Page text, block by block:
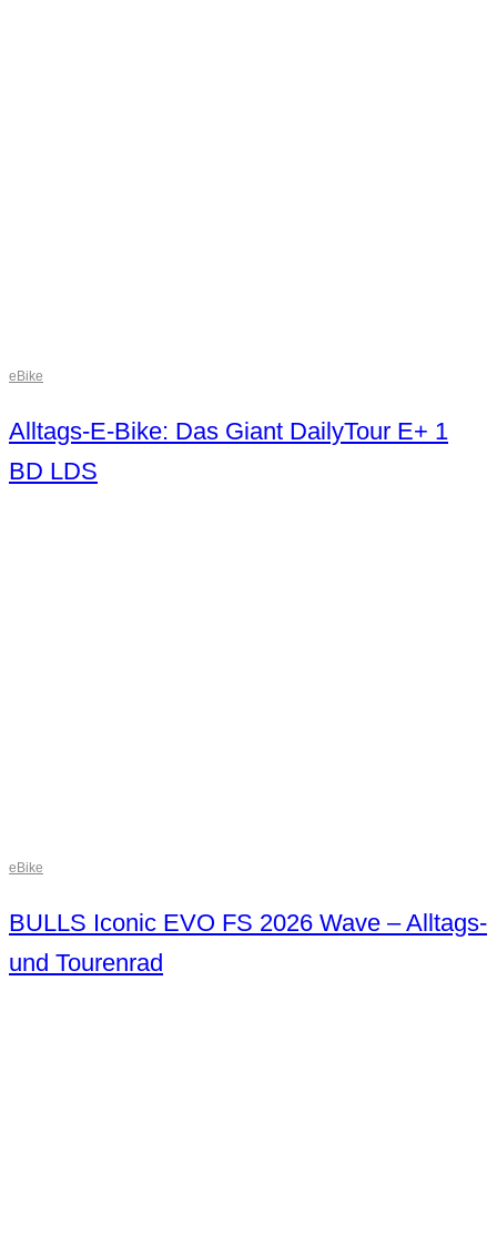
eBike
Alltags-E-Bike: Das Giant DailyTour E+ 1
BD LDS
eBike
BULLS Iconic EVO FS 2026 Wave – Alltags-
und Tourenrad